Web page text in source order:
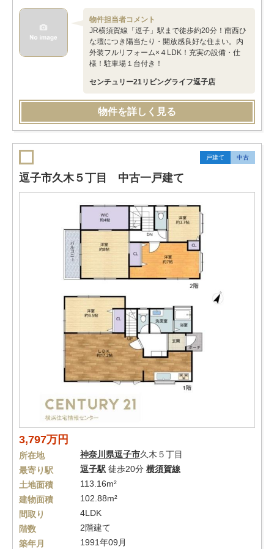
物件担当者コメント
JR横須賀線「逗子」駅まで徒歩約20分！南西ひ
な壇につき陽当たり・開放感良好な住まい。内
外装フルリフォーム×４LDK！充実の設備・仕
様！駐車場１台付き！
センチュリー21リビングライフ逗子店
物件を詳しく見る
戸建て 中古
逗子市久木５丁目 中古一戸建て
3,797万円
所在地 神奈川県逗子市久木５丁目
最寄り駅
逗子駅 徒歩20分 横須賀線
土地面積
113.16m²
建物面積
102.88m²
間取り
4LDK
階数
2階建て
築年月
1991年09月